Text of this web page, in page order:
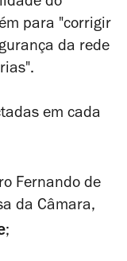
do
para "corrigir
da rede
em cada
Fernando de
da Câmara,
;